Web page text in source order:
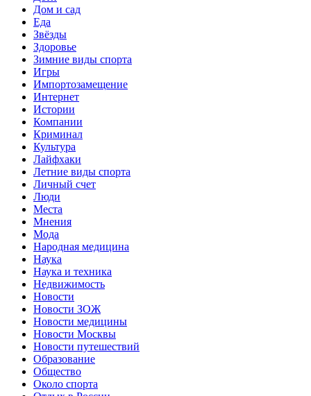
Дом и сад
Еда
Звёзды
Здоровье
Зимние виды спорта
Игры
Импортозамещение
Интернет
Истории
Компании
Криминал
Культура
Лайфхаки
Летние виды спорта
Личный счет
Люди
Места
Мнения
Мода
Народная медицина
Наука
Наука и техника
Недвижимость
Новости
Новости ЗОЖ
Новости медицины
Новости Москвы
Новости путешествий
Образование
Общество
Около спорта